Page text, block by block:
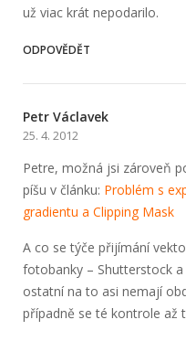
už viac krát nepodarilo.
ODPOVĚDĚT
Petr Václavek
25. 4. 2012
Petre, možná jsi zároveň
píšu v článku: Problém s
gradientu a Clipping Mask
A co se týče přijímání
fotobanky – Shutterstock
ostatní na to asi nemají
případně se té kontrole až